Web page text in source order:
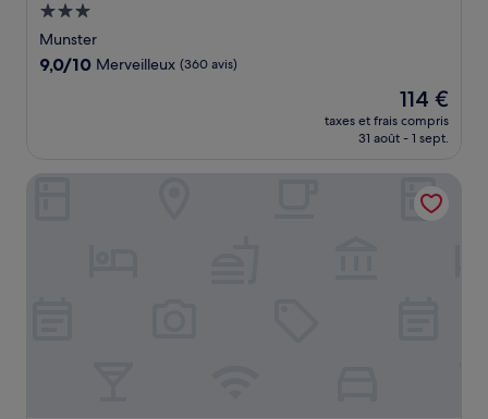
Hébergement
3.0 étoiles
Munster
9.0
9,0/10 Merveilleux (360 avis)
Le
nouveau
prix
de
114 €
114 €
taxes et frais compris
31 août - 1 sept.